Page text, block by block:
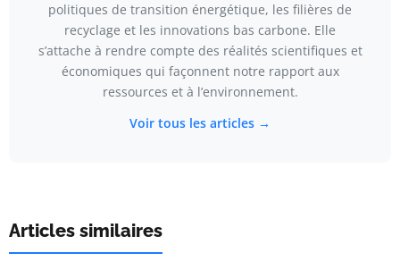
politiques de transition énergétique, les filières de
recyclage et les innovations bas carbone. Elle
s’attache à rendre compte des réalités scientifiques et
économiques qui façonnent notre rapport aux
ressources et à l’environnement.
Voir tous les articles →
Articles similaires